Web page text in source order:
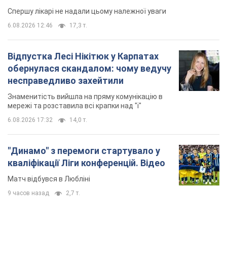
Спершу лікарі не надали цьому належної уваги
6.08.2026 12:46 17,3 т.
Відпустка Лесі Нікітюк у Карпатах
обернулася скандалом: чому ведучу
несправедливо захейтили
Знаменитість вийшла на пряму комунікацію в
мережі та розставила всі крапки над "і"
6.08.2026 17:32 14,0 т.
"Динамо" з перемоги стартувало у
кваліфікації Ліги конференцій. Відео
Матч відбувся в Любліні
9 часов назад 2,7 т.